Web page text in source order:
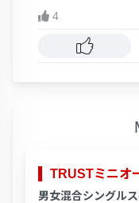
4
TRUSTミニオ
男女混合シングル